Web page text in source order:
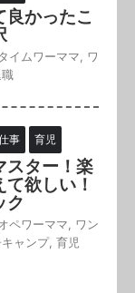
良かったこ
イムワーママ
ワ
事 育児
スター！楽
欲しい！
ク
ペワーママ
ワン
ャンプ, 育児